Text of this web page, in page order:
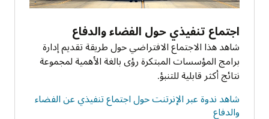
اجتماع تنفيذي حول الفضاء والدفاع
شاهد هذا الاجتماع الافتراضي حول طريقة تقديم إدارة
برامج المؤسسات المبتكرة رؤى بالغة الأهمية لمجموعة
نتائج أكثر قابلية للتنبؤ.
شاهد ندوة عبر الإنرتنت حول اجتماع تنفيذي عن الفضاء
والدفاع